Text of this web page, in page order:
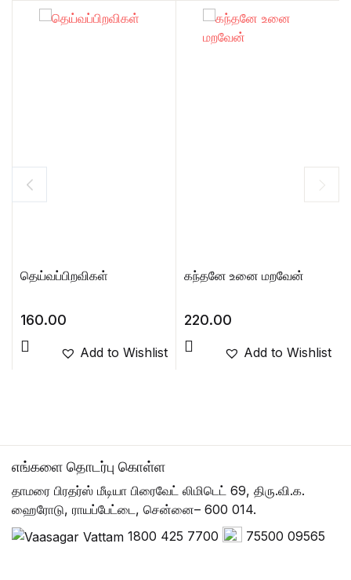
தெய்வப்பிறவிகள்
160.00
Add to Wishlist
கந்தனே உனை மறவேன்
220.00
Add to Wishlist
எங்களை தொடர்பு கொள்ள
தாமரை பிரதர்ஸ் மீடியா பிரைவேட் லிமிடெட் 69, திரு.வி.க.
ஹைரோடு, ராயப்பேட்டை, சென்னை– 600 014.
1800 425 7700
75500 09565